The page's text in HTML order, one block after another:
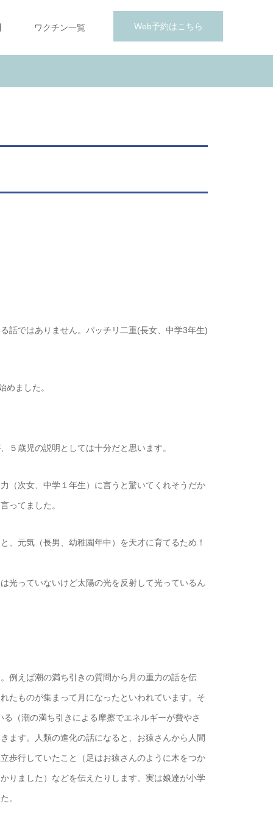
Web予約はこちら
ワクチン一覧
話ではありません。パッチリ二重(長女、中学3年生)
ました。
５歳児の説明としては十分だと思います。
（次女、中学１年生）に言うと驚いてくれそうだか
ってました。
、元気（長男、幼稚園年中）を天才に育てるため！
光っていないけど太陽の光を反射して光っているん
例えば潮の満ち引きの質問から月の重力の話を伝
たものが集まって月になったといわれています。そ
（潮の満ち引きによる摩擦でエネルギーが費やさ
ます。人類の進化の話になると、お猿さんから人間
歩行していたこと（足はお猿さんのように木をつか
りました）などを伝えたりします。実は娘達が小学
。